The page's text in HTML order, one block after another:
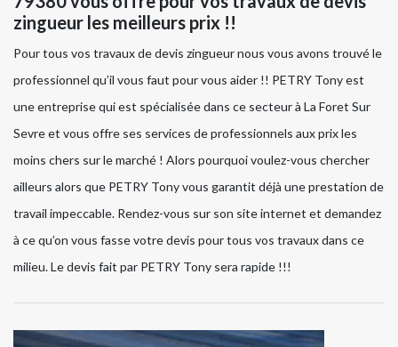
zingueur les meilleurs prix !!
Pour tous vos travaux de devis zingueur nous vous avons trouvé le
professionnel qu’il vous faut pour vous aider !! PETRY Tony est
une entreprise qui est spécialisée dans ce secteur à La Foret Sur
Sevre et vous offre ses services de professionnels aux prix les
moins chers sur le marché ! Alors pourquoi voulez-vous chercher
ailleurs alors que PETRY Tony vous garantit déjà une prestation de
travail impeccable. Rendez-vous sur son site internet et demandez
à ce qu’on vous fasse votre devis pour tous vos travaux dans ce
milieu. Le devis fait par PETRY Tony sera rapide !!!